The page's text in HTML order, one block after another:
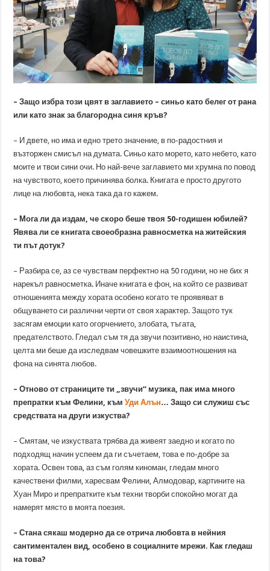
– Защо избра този цвят в заглавието – синьо като белег от рана
или като знак за благородна синя кръв?
– И двете, но има и едно трето значение, в по-радостния и
възторжен смисъл на думата. Синьо като морето, като небето, като
моите и твои сини очи. Но най-вече заглавието ми хрумна по повод
на чувството, което причинява болка. Книгата е просто другото
лице на любовта, нека така да го кажем.
– Мога ли да издам, че скоро беше твоя 50-годишен юбилей?
Явява ли се книгата своеобразна равносметка на житейския
ти път дотук?
– Разбира се, аз се чувствам перфектно на 50 години, но не бих я
нарекъл равносметка. Иначе книгата е фон, на който се развиват
отношенията между хората особено когато те проявяват в
общуването си различни черти от своя характер. Защото тук
засягам емоции като огорчението, злобата, тъгата,
предателството. Гледал съм тя да звучи позитивно, но наистина,
целта ми беше да изследвам човешките взаимоотношения на
фона на синята любов.
– Отново от страниците ти „звучи“ музика, пак има много
препратки към Фелини, къмУди Алън… Защо си служиш със
средствата на други изкуства?
– Смятам, че изкуствата трябва да живеят заедно и когато по
подходящ начин успеем да ги съчетаем, това е по-добре за
хората. Освен това, аз съм голям киноман, гледам много
качествени филми, харесвам Фелини, Алмодовар, картините на
Хуан Миро и препратките към техни творби спокойно могат да
намерят място в моята поезия.
– Стана сякаш модерно да се отрича любовта в нейния
сантиментален вид, особено в социалните мрежи. Как гледаш
на това?